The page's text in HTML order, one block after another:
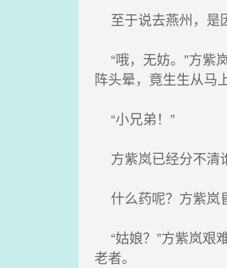
至于说去燕州，是
“哦，无妨。”方紫
阵头晕，竟生生从马
“小兄弟！”
方紫岚已经分不清
什么药呢？方紫岚
“姑娘？”方紫岚艰
老者。